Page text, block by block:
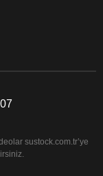
sustock.com.tr’ye